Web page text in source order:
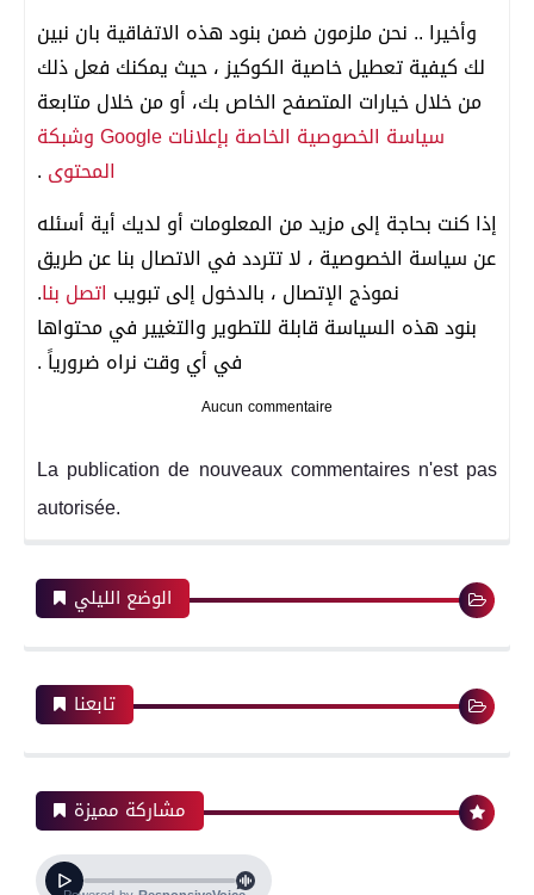
وأخيرا .. نحن ملزمون ضمن بنود هذه الاتفاقية بان نبين
لك كيفية تعطيل خاصية الكوكيز ، حيث يمكنك فعل ذلك
من خلال خيارات المتصفح الخاص بك، أو من خلال متابعة
سياسة الخصوصية الخاصة بإعلانات Google وشبكة
المحتوى .
إذا كنت بحاجة إلى مزيد من المعلومات أو لديك أية أسئله
عن سياسة الخصوصية ، لا تتردد في الاتصال بنا عن طريق
نموذج الإتصال ، بالدخول إلى تبويب اتصل بنا.
بنود هذه السياسة قابلة للتطوير والتغيير في محتواها
في أي وقت نراه ضرورياً .
Aucun commentaire
La publication de nouveaux commentaires n'est pas
autorisée.
الوضع الليلي
تابعنا
مشاركة مميزة